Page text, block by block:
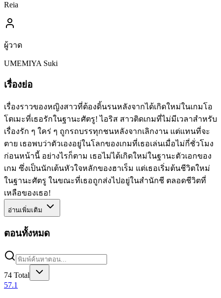
Reia
ผู้วาด
UMEMIYA Suki
เรื่องย่อ
เรื่องราวของหญิงสาวที่ต้องดิ้นรนหลังจากได้เกิดใหม่ในเกมโอ
โตเมะที่เธอรักในฐานะศัตรู! ไอริส สาวติดเกมที่ไม่มีเวลาสำหรับ
เรื่องรัก ๆ ใคร่ ๆ ถูกรถบรรทุกชนหลังจากเลิกงาน แต่แทนที่จะ
ตาย เธอพบว่าตัวเองอยู่ในโลกของเกมที่เธอเล่นเมื่อไม่กี่ชั่วโมง
ก่อนหน้านี้ อย่างไรก็ตาม เธอไม่ได้เกิดใหม่ในฐานะตัวเอกของ
เกม ซึ่งเป็นนักเต้นหัวใจหลักของฮาเร็ม แต่เธอเริ่มต้นชีวิตใหม่
ในฐานะศัตรู ในขณะที่เธอถูกส่งไปอยู่ในสำนักชี ตลอดชีวิตที่
เหลือของเธอ!
อ่านเพิ่มเติม
ตอนทั้งหมด
74 Total
57.1